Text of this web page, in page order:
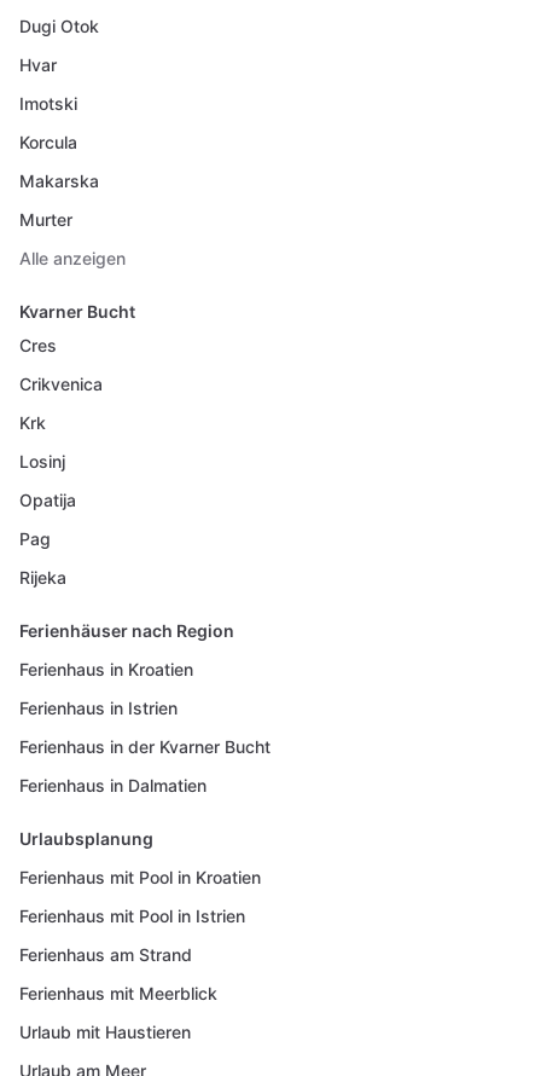
Dugi Otok
Hvar
Imotski
Korcula
Makarska
Murter
Alle anzeigen
Kvarner Bucht
Cres
Crikvenica
Krk
Losinj
Opatija
Pag
Rijeka
Ferienhäuser nach Region
Ferienhaus in Kroatien
Ferienhaus in Istrien
Ferienhaus in der Kvarner Bucht
Ferienhaus in Dalmatien
Urlaubsplanung
Ferienhaus mit Pool in Kroatien
Ferienhaus mit Pool in Istrien
Ferienhaus am Strand
Ferienhaus mit Meerblick
Urlaub mit Haustieren
Urlaub am Meer